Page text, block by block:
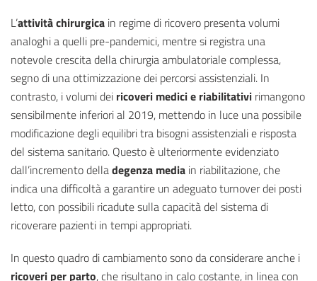
L’attività chirurgica in regime di ricovero presenta volumi
analoghi a quelli pre-pandemici, mentre si registra una
notevole crescita della chirurgia ambulatoriale complessa,
segno di una ottimizzazione dei percorsi assistenziali. In
contrasto, i volumi dei ricoveri medici e riabilitativi rimangono
sensibilmente inferiori al 2019, mettendo in luce una possibile
modificazione degli equilibri tra bisogni assistenziali e risposta
del sistema sanitario. Questo è ulteriormente evidenziato
dall’incremento delladegenza media in riabilitazione, che
indica una difficoltà a garantire un adeguato turnover dei posti
letto, con possibili ricadute sulla capacità del sistema di
ricoverare pazienti in tempi appropriati.
In questo quadro di cambiamento sono da considerare anche i
ricoveri per parto, che risultano in calo costante, in linea con